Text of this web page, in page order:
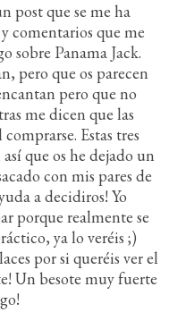
post que se me ha
comentarios que me
sobre Panama Jack.
pero que os parecen
pero que no
me dicen que las
Estas tres
que os he dejado un
con mis pares de
a decidiros! Yo
porque realmente se
ya lo veréis ;)
por si queréis ver el
Un besote muy fuerte